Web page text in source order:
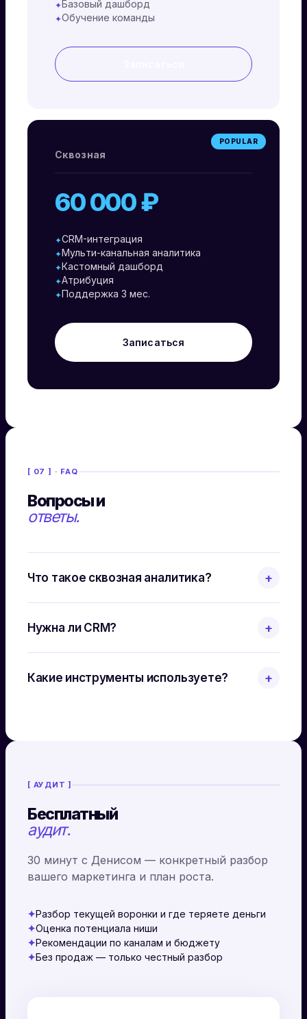
✦ Базовый дашборд
✦Обучение команды
POPULAR
Сквозная
60 000 ₽
✦CRM-интеграция
✦Мульти-канальная аналитика
✦Кастомный дашборд
✦Атрибуция
✦Поддержка 3 мес.
Записаться
[ 07 ] · FAQ
Вопросы и
ответы.
Что такое сквозная аналитика? +
Нужна ли CRM? +
Какие инструменты используете? +
[ АУДИТ ]
Бесплатный
аудит.
30 минут с Денисом — конкретный разбор
вашего маркетинга и план роста.
✦Разбор текущей воронки и где теряете деньги
✦Оценка потенциала ниши
✦Рекомендации по каналам и бюджету
✦Без продаж — только честный разбор